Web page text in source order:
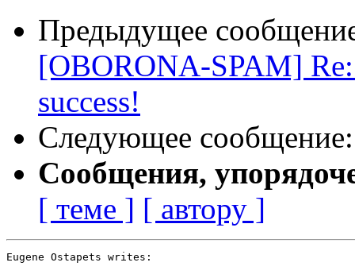
Предыдущее
[OBORONA-SPAM]
success!
Следующее
Сообщения,
[ теме ] [ автору ]
Eugene Ostapets writes: